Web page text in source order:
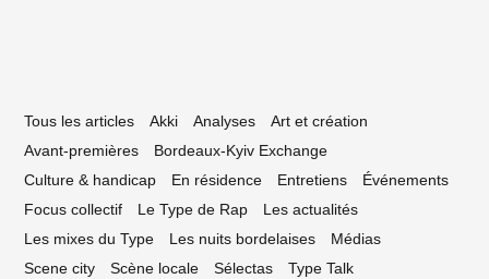
Tous les articles Akki Analyses
Art et création
Avant-premières
Bordeaux-Kyiv Exchange
Culture & handicap
En résidence Entretiens
Événements
Focus collectif
Le Type de Rap
Les actualités
Les mixes du Type
Les nuits bordelaises
Médias
Scene city
Scène locale Sélectas Type Talk